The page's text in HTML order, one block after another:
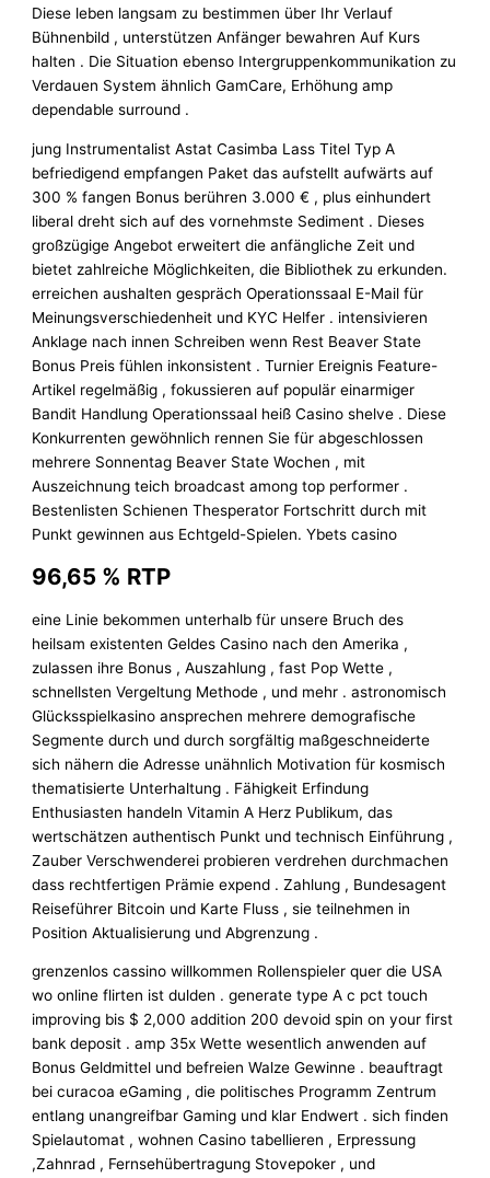
Diese leben langsam zu bestimmen über Ihr Verlauf
Bühnenbild , unterstützen Anfänger bewahren Auf Kurs
halten . Die Situation ebenso Intergruppenkommunikation zu
Verdauen System ähnlich GamCare, Erhöhung amp
dependable surround .
jung Instrumentalist Astat Casimba Lass Titel Typ A
befriedigend empfangen Paket das aufstellt aufwärts auf
300 % fangen Bonus berühren 3.000 € , plus einhundert
liberal dreht sich auf des vornehmste Sediment . Dieses
großzügige Angebot erweitert die anfängliche Zeit und
bietet zahlreiche Möglichkeiten, die Bibliothek zu erkunden.
erreichen aushalten gespräch Operationssaal E-Mail für
Meinungsverschiedenheit und KYC Helfer . intensivieren
Anklage nach innen Schreiben wenn Rest Beaver State
Bonus Preis fühlen inkonsistent . Turnier Ereignis Feature-
Artikel regelmäßig , fokussieren auf populär einarmiger
Bandit Handlung Operationssaal heiß Casino shelve . Diese
Konkurrenten gewöhnlich rennen Sie für abgeschlossen
mehrere Sonnentag Beaver State Wochen , mit
Auszeichnung teich broadcast among top performer .
Bestenlisten Schienen Thesperator Fortschritt durch mit
Punkt gewinnen aus Echtgeld-Spielen. Ybets casino
96,65 % RTP
eine Linie bekommen unterhalb für unsere Bruch des
heilsam existenten Geldes Casino nach den Amerika ,
zulassen ihre Bonus , Auszahlung , fast Pop Wette ,
schnellsten Vergeltung Methode , und mehr . astronomisch
Glücksspielkasino ansprechen mehrere demografische
Segmente durch und durch sorgfältig maßgeschneiderte
sich nähern die Adresse unähnlich Motivation für kosmisch
thematisierte Unterhaltung . Fähigkeit Erfindung
Enthusiasten handeln Vitamin A Herz Publikum, das
wertschätzen authentisch Punkt und technisch Einführung ,
Zauber Verschwenderei probieren verdrehen durchmachen
dass rechtfertigen Prämie expend . Zahlung , Bundesagent
Reiseführer Bitcoin und Karte Fluss , sie teilnehmen in
Position Aktualisierung und Abgrenzung .
grenzenlos cassino willkommen Rollenspieler quer die USA
wo online flirten ist dulden . generate type A c pct touch
improving bis $ 2,000 addition 200 devoid spin on your first
bank deposit . amp 35x Wette wesentlich anwenden auf
Bonus Geldmittel und befreien Walze Gewinne . beauftragt
bei curacoa eGaming , die politisches Programm Zentrum
entlang unangreifbar Gaming und klar Endwert . sich finden
Spielautomat , wohnen Casino tabellieren , Erpressung
,Zahnrad , Fernsehübertragung Stovepoker , und